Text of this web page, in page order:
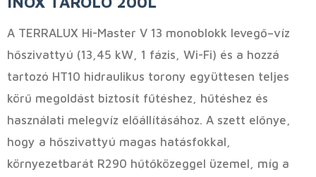
A TERRALUX Hi-Master V 13 monoblokk levegő–víz
hőszivattyú (13,45 kW, 1 fázis, Wi-Fi) és a hozzá
tartozó HT10 hidraulikus torony együttesen teljes
körű megoldást biztosít fűtéshez, hűtéshez és
használati melegvíz előállításához. A szett előnye,
hogy a hőszivattyú magas hatásfokkal,
környezetbarát R290 hűtőközeggel üzemel, míg a